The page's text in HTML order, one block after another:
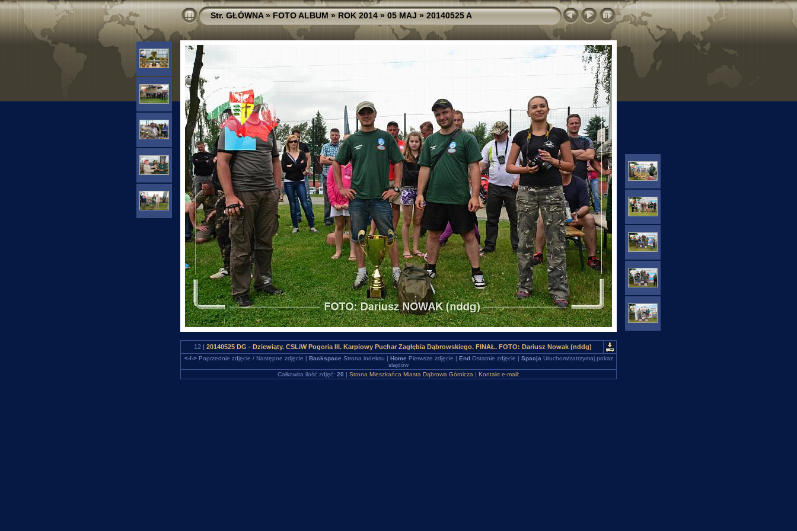
Str. GŁÓWNA»FOTO ALBUM»ROK 2014»05 MAJ»20140525 A
12 | 20140525 DG - Dziewiąty. CSLiW Pogoria III. Karpiowy Puchar Zagłębia Dąbrowskiego. FINAŁ. FOTO: Dariusz Nowak (nddg)
<-/->Poprzednie zdjęcie / Następne zdjęcie | Backspace Strona indeksu | Home Pierwsze zdjęcie | EndOstatnie zdjęcie | Spacja Uruchom/zatrzymaj pokaz
slajdów
Całkowita ilość zdjęć: 20 | Strona Mieszkańca Miasta Dąbrowa Górnicza | Kontakt e-mail: